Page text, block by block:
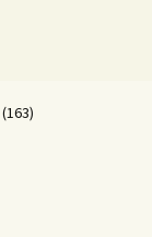
(163)